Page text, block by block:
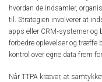
hvordan de indsamler,
til. Strategien involverer at
apps eller CRM‑systemer
forbedre oplevelser og træffe
kontrol over egne data frem
Når TTPA kræver, at